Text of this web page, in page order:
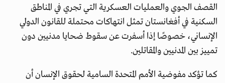
القصف الجوي والعمليات العسكرية التي تجري في المناطق
السكنية في أفغانستان تمثل انتهاكات محتملة للقانون الدولي
الإنساني، خصوصًا إذا أسفرت عن سقوط ضحايا مدنيين دون
تمييز بين المدنيين والمقاتلين.
كما تؤكد مفوضية الأمم المتحدة السامية لحقوق الإنسان أن